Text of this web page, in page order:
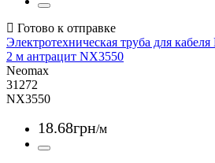
Электротехническая труба для
2 м антрацит NX3550
Neomax
31272
NX3550
18.68грн/м